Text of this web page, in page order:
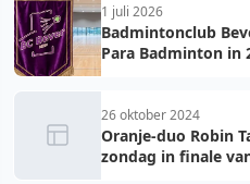
1 juli 2026
Badmintonclub
Para Badminton in
26 oktober 2024
Oranje-duo Robin
zondag in finale